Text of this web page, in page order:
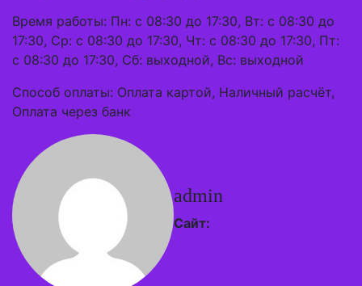
Время работы: Пн: с 08:30 до 17:30, Вт: с 08:30 до
17:30, Ср: с 08:30 до 17:30, Чт: с 08:30 до 17:30, Пт:
с 08:30 до 17:30, Сб: выходной, Вс: выходной
Способ оплаты: Оплата картой, Наличный расчёт,
Оплата через банк
admin
Сайт: